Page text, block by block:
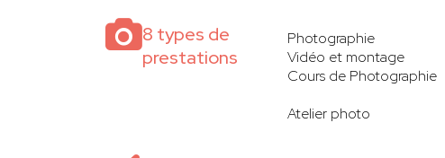
8 types de
prestations
Photographie
Vidéo et montage
Cours de Photographie
Atelier photo